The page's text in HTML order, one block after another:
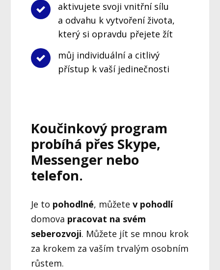
aktivujete svoji vnitřní sílu
a odvahu k vytvoření života,
který si opravdu přejete žít
můj individuální a citlivý
přístup k vaší jedinečnosti
Koučinkový program
probíhá přes Skype,
Messenger nebo
telefon.
Je to pohodlné, můžete v pohodlí
domova pracovat na svém
seberozvoji. Můžete jít se mnou krok
za krokem za vaším trvalým osobním
růstem.